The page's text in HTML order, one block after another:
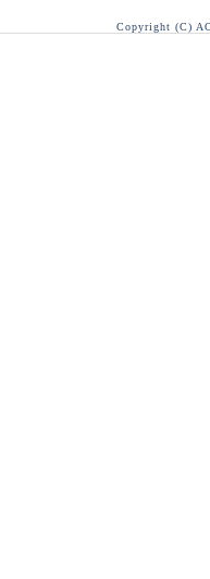
Copyright (C)